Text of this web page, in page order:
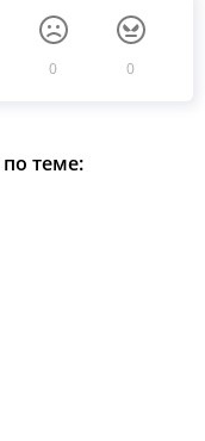
0 0
теме: